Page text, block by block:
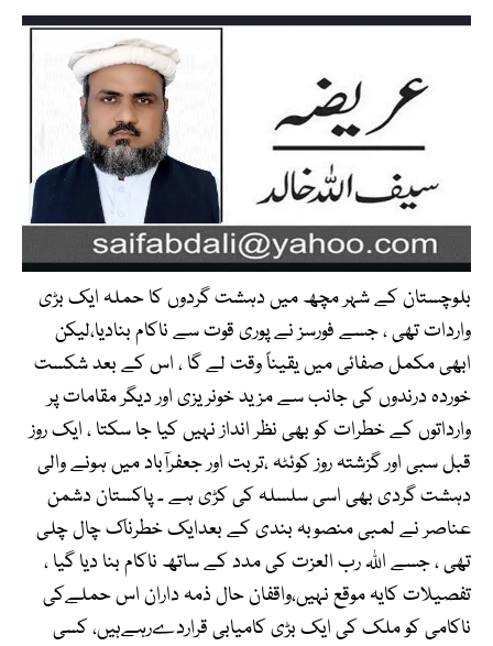
بلوچستان کے شہر مچھ میں دہشت گردوں کا حملہ ایک بڑی
واردات تھی ، جسے فورسز نے پوری قوت سے ناکام بنادیا،لیکن
ابھی مکمل صفائی میں یقیناً وقت لے گا ، اس کے بعد شکست
خوردہ درندوں کی جانب سے مزید خونریزی اور دیگر مقامات پر
وارداتوں کے خطرات کو بھی نظر انداز نہیں کیا جا سکتا ، ایک روز
قبل سبی اور گزشتہ روز کوئٹہ ،تربت اور جعفرآباد میں ہونے والی
دہشت گردی بھی اسی سلسلہ کی کڑی ہے ۔ پاکستان دشمن
عناصر نے لمبی منصوبہ بندی کے بعدایک خطرناک چال چلی
تھی ، جسے اللہ رب العزت کی مدد کے ساتھ ناکام بنا دیا گیا ،
تفصیلات کایہ موقع نہیں،واقفان حال ذمہ داران اس حملےکی
ناکامی کو ملک کی ایک بڑی کامیابی قراردےرہےہیں، کسی